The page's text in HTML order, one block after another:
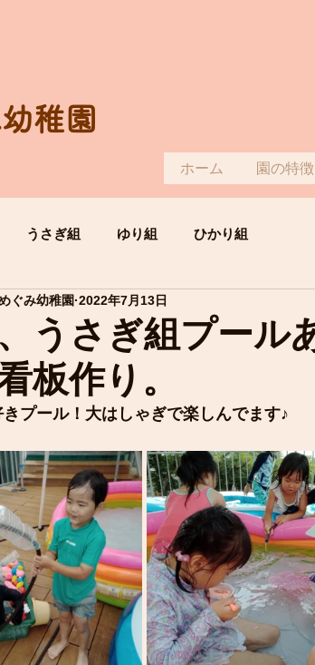
稚園
ホーム 園の特徴
うさぎ組 ゆり組 ひかり組
うさぎ組プール
板作り。
ぐみ幼稚園 2022年7月13日
プール！大はしゃぎで楽しんでます♪